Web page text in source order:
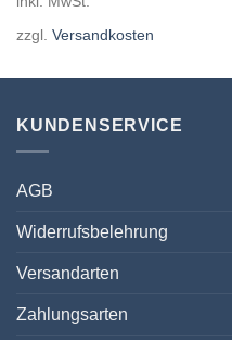
zzgl. Versandkosten
KUNDENSERVICE
AGB
Widerrufsbelehrung
Versandarten
Zahlungsarten